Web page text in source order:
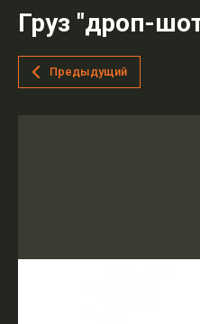
Груз "дроп-
Предыдущий